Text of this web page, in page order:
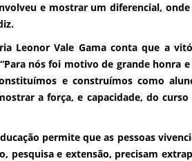
e mostrar um diferencial,
Vale Gama conta que a
nós foi motivo de grande honra
e construímos como
a força, e capacidade, do
permite que as pessoas
pesquisa e extensão, precisam